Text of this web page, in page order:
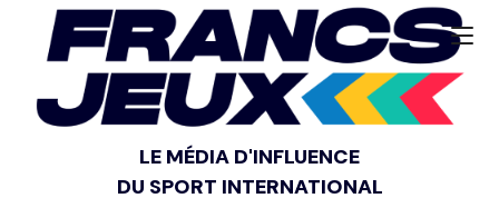
LE MÉDIA D'INFLUENCE
DU SPORT INTERNATIONAL